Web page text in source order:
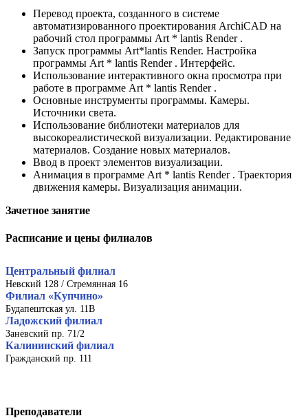
Перевод проекта, созданного в системе
автоматизированного проектирования ArchiCAD на
рабочий стол программы Art * lantis Render .
Запуск программы Art*lantis Render. Настройка
программы Art * lantis Render . Интерфейс.
Использование интерактивного окна просмотра при
работе в программе Art * lantis Render .
Основные инструменты программы. Камеры.
Источники света.
Использование библиотеки материалов для
высокореалистической визуализации. Редактирование
материалов. Создание новых материалов.
Ввод в проект элементов визуализации.
Анимация в программе Art * lantis Render . Траектория
движения камеры. Визуализация анимации.
Зачетное занятие
Расписание и цены филиалов
Центральный филиал
Невский 128 / Стремянная 16
Филиал «Купчино»
Будапештская ул. 11В
Ладожский филиал
Заневский пр. 71/2
Калининский филиал
Гражданский пр. 111
Преподаватели